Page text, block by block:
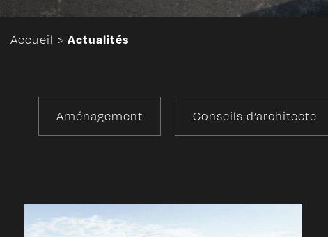
Accueil > Actualités
Aménagement Conseils d’architecte